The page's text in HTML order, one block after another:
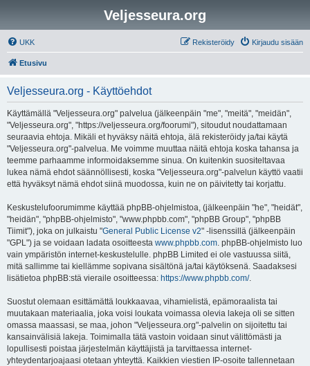
Veljesseura.org
UKK Kirjaudu sisään
Rekisteröidy
Etusivu
Veljesseura.org - Käyttöehdot
Käyttämällä "Veljesseura.org" palvelua (jälkeenpäin "me", "meitä", "meidän",
"Veljesseura.org", "https://veljesseura.org/foorumi"), sitoudut noudattamaan
seuraavia ehtoja. Mikäli et hyväksy näitä ehtoja, älä rekisteröidy ja/tai käytä
"Veljesseura.org"-palvelua. Me voimme muuttaa näitä ehtoja koska tahansa ja
teemme parhaamme informoidaksemme sinua. On kuitenkin suositeltavaa
lukea nämä ehdot säännöllisesti, koska "Veljesseura.org"-palvelun käyttö vaatii
että hyväksyt nämä ehdot siinä muodossa, kuin ne on päivitetty tai korjattu.
Keskustelufoorumimme käyttää phpBB-ohjelmistoa, (jälkeenpäin "he", "heidät",
"heidän", "phpBB-ohjelmisto", "www.phpbb.com", "phpBB Group", "phpBB
Tiimit"), joka on julkaistu "General Public License v2" -lisenssillä (jälkeenpäin
"GPL") ja se voidaan ladata osoitteesta www.phpbb.com. phpBB-ohjelmisto luo
vain ympäristön internet-keskustelulle. phpBB Limited ei ole vastuussa siitä,
mitä sallimme tai kiellämme sopivana sisältönä ja/tai käytöksenä. Saadaksesi
lisätietoa phpBB:stä vieraile osoitteessa: https://www.phpbb.com/.
Suostut olemaan esittämättä loukkaavaa, vihamielistä, epämoraalista tai
muutakaan materiaalia, joka voisi loukata voimassa olevia lakeja oli se sitten
omassa maassasi, se maa, johon "Veljesseura.org"-palvelin on sijoitettu tai
kansainvälisiä lakeja. Toimimalla tätä vastoin voidaan sinut välittömästi ja
lopullisesti poistaa järjestelmän käyttäjistä ja tarvittaessa internet-
yhteydentarjoajaasi otetaan yhteyttä. Kaikkien viestien IP-osoite tallennetaan